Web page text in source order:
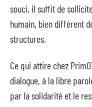
souci, il suffit de
humain, bien différent
structures.
Ce qui attire chez
dialogue, à la libre
par la solidarité et le